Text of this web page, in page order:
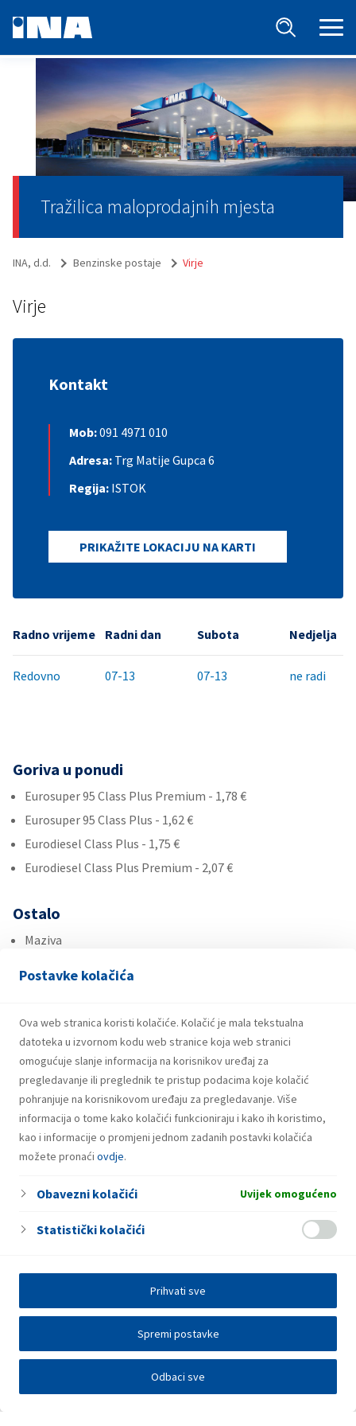
Postavke kolačića
Ova web stranica koristi kolačiće. Kolačić je mala tekstualna
datoteka u izvornom kodu web stranice koja web stranici
omogućuje slanje informacija na korisnikov uređaj za
pregledavanje ili preglednik te pristup podacima koje kolačić
pohranjuje na korisnikovom uređaju za pregledavanje. Više
informacija o tome kako kolačići funkcioniraju i kako ih koristimo,
kao i informacije o promjeni jednom zadanih postavki kolačića
možete pronaći ovdje.
Obavezni kolačići Uvijek omogućeno
Statistički kolačići
Odbaci sve
Spremi postavke
Prihvati sve
Tražilica maloprodajnih mjesta
INA, d.d. Benzinske postaje Virje
Virje
Kontakt
Mob:091 4971 010
Adresa: Trg Matije Gupca 6
Regija: ISTOK
PRIKAŽITE LOKACIJU NA KARTI
Radno vrijeme Radni dan Subota Nedjelja
Redovno 07-13 07-13 ne radi
Goriva u ponudi
Eurosuper 95 Class Plus Premium - 1,78 €
Eurosuper 95 Class Plus - 1,62 €
Eurodiesel Class Plus - 1,75 €
Eurodiesel Class Plus Premium - 2,07 €
Ostalo
Maziva
Usluge